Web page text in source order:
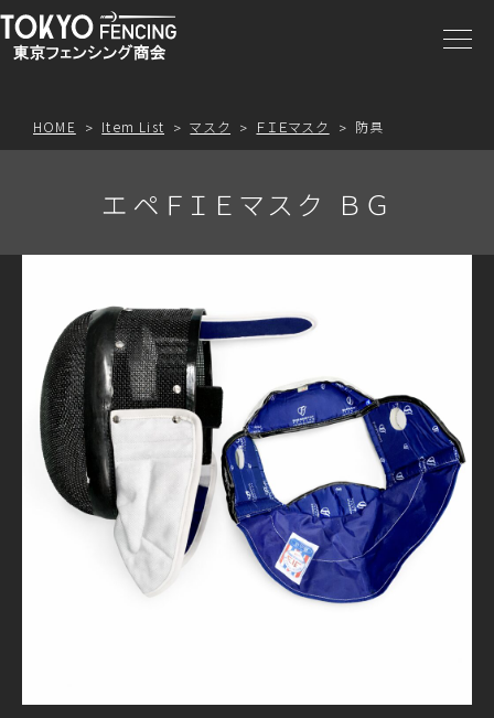
商品一覧
お問合わせ
プライスリスト
HOME Item List マスク ＦＩＥマスク 防具
エペＦＩＥマスク ＢＧ